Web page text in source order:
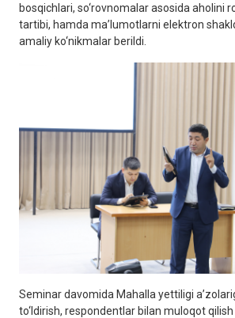
bosqichlari, so‘rovnomalar asosida aholini
tartibi, hamda ma’lumotlarni elektron
amaliy ko‘nikmalar berildi.
Seminar davomida Mahalla yettiligi
to‘ldirish, respondentlar bilan muloqot